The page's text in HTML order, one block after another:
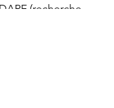
(recherche